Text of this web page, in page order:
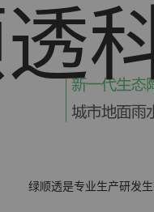
绿顺透是专业生产研发